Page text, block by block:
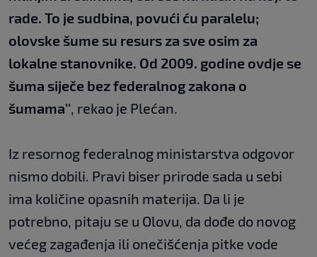
rade. To je sudbina, povući ću paralelu;
olovske šume su resurs za sve osim za
lokalne stanovnike. Od 2009. godine ovdje se
šuma siječe bez federalnog zakona o
šumama'', rekao je Plećan.
Iz resornog federalnog ministarstva odgovor
nismo dobili. Pravi biser prirode sada u sebi
ima količine opasnih materija. Da li je
potrebno, pitaju se u Olovu, da dođe do novog
većeg zagađenja ili onečišćenja pitke vode